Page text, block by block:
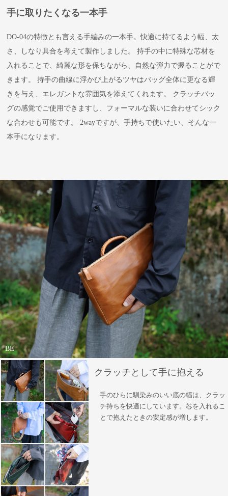
手に取りたくなる一本手
DO-04の特徴とも言える手編みの一本手。快適に持てるよう幅、太
さ、しなり具合を考えて製作しました。 持手の中に特殊な芯材を
入れることで、綺麗な形を保ちながら、自然な弾力で握ることがで
きます。 持手の曲線に浮かび上がるツヤはバッグ全体に更なる輝
きを与え、エレガントな雰囲気を添えてくれます。 クラッチバッ
グの感覚でご使用できますし、フォーマルな装いに合わせてシック
な合わせも可能です。 2wayですが、手持ちで使いたい、そんな一
本手になります。
BE
クラッチとして手に抱える
手のひらに馴染みのいい底の幅は、クラッ
チ持ちを快適にしています。芯を入れるこ
とで抱えたときの安定感が増します。